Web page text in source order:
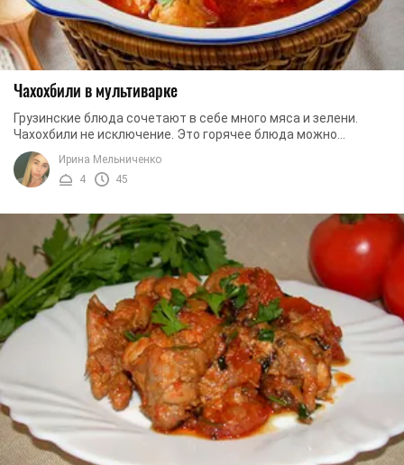
Чахохбили в мультиварке
Грузинские блюда сочетают в себе много мяса и зелени.
Чахохбили не исключение. Это горячее блюда можно
приготовить быстро и без особого труда. Не ...
Ирина Мельниченко
4
45